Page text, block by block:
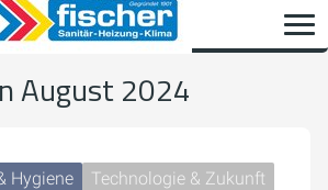
August 2024
Hygiene Technologie & Zukunft